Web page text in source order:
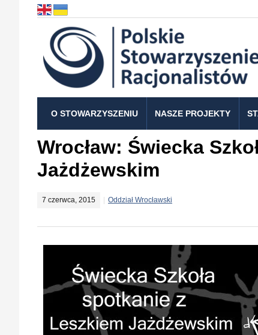
O STOWARZYSZENIU NASZE PROJEKTY
Wrocław: Świecka
Jażdżewskim
7 czerwca, 2015 Oddział Wrocławski